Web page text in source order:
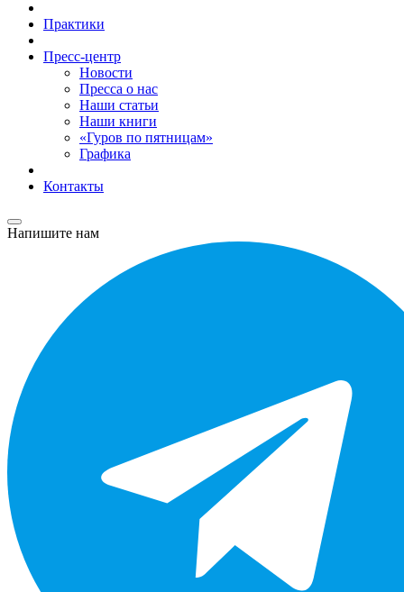
Практики
Пресс-центр
Новости
Пресса о нас
Наши статьи
Наши книги
«Гуров по пятницам»
Графика
Контакты
Напишите нам